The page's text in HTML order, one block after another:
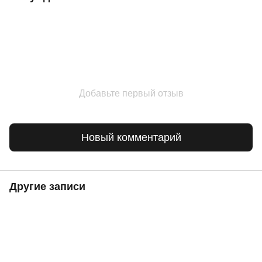
Добавьте первый отзыв
Новый комментарий
Другие записи